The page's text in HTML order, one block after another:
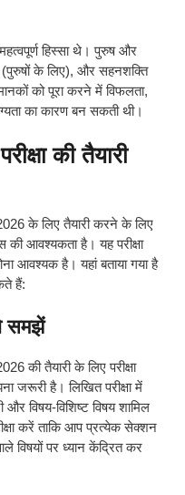
हिस्सा थे। पुरुष और
(पुरुषों के लिए), और सहनशक्ति
को पूरा करने में विफलता,
का कारण बन सकती थी।
की तैयारी
के लिए तैयारी करने के लिए
की आवश्यकता है। यह परीक्षा
आवश्यक है। यहां बताया गया है
हैं:
समझें
की तैयारी के लिए परीक्षा
जरूरी है। लिखित परीक्षा में
और विषय-विशिष्ट विषय शामिल
करें ताकि आप प्रत्येक सेक्शन
विषयों पर ध्यान केंद्रित कर